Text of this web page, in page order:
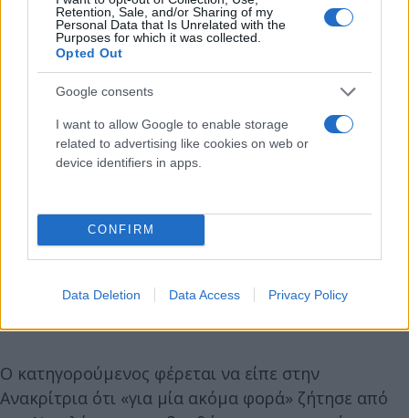
Retention, Sale, and/or Sharing of my
Personal Data that Is Unrelated with the
Purposes for which it was collected.
Opted Out
Google consents
I want to allow Google to enable storage
related to advertising like cookies on web or
device identifiers in apps.
CONFIRM
Data Deletion Data Access Privacy Policy
ώρα και με την ολοκλήρωσή της, Ανακρίτρια και
Εισαγγελέας αποφάσισαν την προφυλάκιση του
κατηγορούμενου.
Σύμφωνα με πληροφορίες, ο κατηγορούμενος
ομολόγησε ενώπιον της δικαστικής λειτουργού την
πράξη του αναφερόμενος σε καυγά που είχε με την
θρησκευτική διάσταση στη διαφωνία που είχε με
το θύμα το οποίο, σύμφωνα με τον 22χρονο, του
λογομαχήσαμε» καθώς η ανήλικη προσέβαλε τον
Ο κατηγορούμενος φέρεται να είπε στην
Ανακρίτρια ότι «για μία ακόμα φορά» ζήτησε από